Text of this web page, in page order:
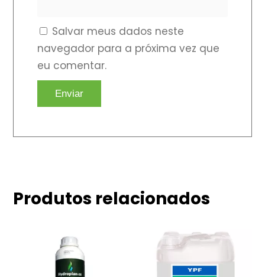
Salvar meus dados neste
navegador para a próxima vez que
eu comentar.
Produtos relacionados